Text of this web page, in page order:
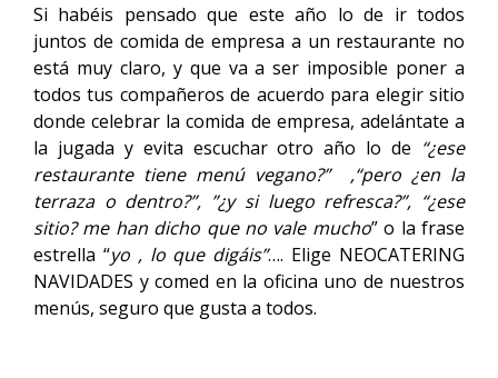
Si habéis pensado que este año lo de ir todos
juntos de comida de empresa a un restaurante no
está muy claro, y que va a ser imposible poner a
todos tus compañeros de acuerdo para elegir sitio
donde celebrar la comida de empresa, adelántate a
la jugada y evita escuchar otro año lo de “¿ese
restaurante tiene menú vegano?” ,“pero ¿en la
terraza o dentro?”, ”¿y si luego refresca?”, “¿ese
sitio? me han dicho que no vale mucho” o la frase
estrella “yo , lo que digáis”…. Elige NEOCATERING
NAVIDADES y comed en la oficina uno de nuestros
menús, seguro que gusta a todos.